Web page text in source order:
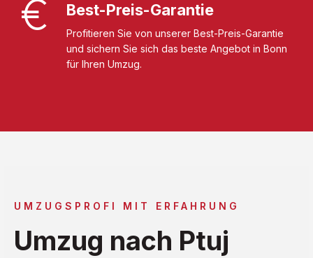
Best-Preis-Garantie
Profitieren Sie von unserer Best-Preis-Garantie
und sichern Sie sich das beste Angebot in Bonn
für Ihren Umzug.
UMZUGSPROFI MIT ERFAHRUNG
Umzug nach Ptuj